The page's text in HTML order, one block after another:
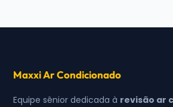
Maxxi Ar Condicionado
Equipe sênior dedicada à revisão ar